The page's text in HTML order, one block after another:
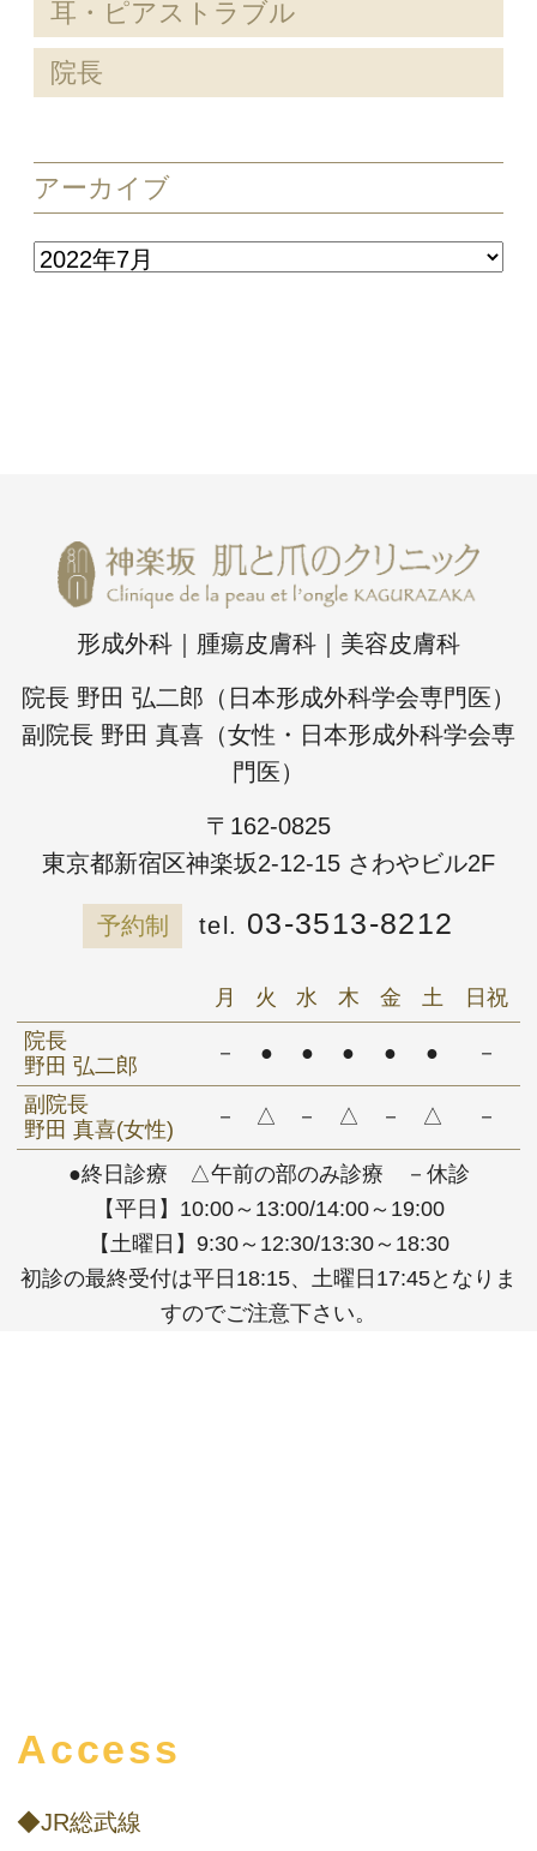
耳・ピアストラブル
院長
アーカイブ
形成外科｜腫瘍皮膚科｜美容皮膚科
院長 野田 弘二郎（日本形成外科学会専門医）
副院長 野田 真喜（女性・日本形成外科学会専
門医）
〒162-0825
東京都新宿区神楽坂2-12-15 さわやビル2F
予約制 03-3513-8212
●終日診療 △午前の部のみ診療 －休診
【平日】10:00～13:00/14:00～19:00
【土曜日】9:30～12:30/13:30～18:30
初診の最終受付は平日18:15、土曜日17:45となりま
すのでご注意下さい。
月 火 水 木 金 土
日祝
院長
野田 弘二郎
－ ● ● ● ● ● －
副院長
野田 真喜(女性)
－ △ － △ － △ －
Access
◆JR総武線